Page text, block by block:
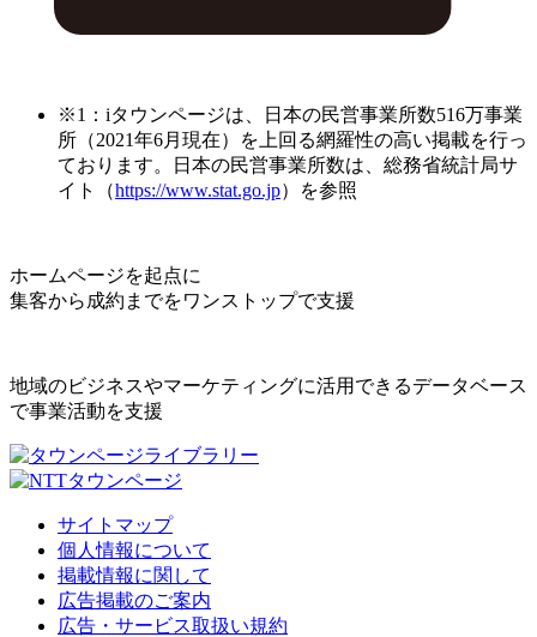
※1：iタウンページは、日本の民営事業所数516万事業
所（2021年6月現在）を上回る網羅性の高い掲載を行っ
ております。日本の民営事業所数は、総務省統計局サ
イト（https://www.stat.go.jp）を参照
ホームページを起点に
集客から成約までをワンストップで支援
地域のビジネスやマーケティングに活用できるデータベース
で事業活動を支援
サイトマップ
個人情報について
掲載情報に関して
広告掲載のご案内
広告・サービス取扱い規約